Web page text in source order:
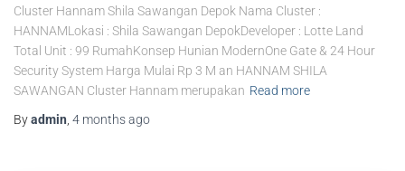
Cluster Hannam Shila Sawangan Depok Nama Cluster :
HANNAMLokasi : Shila Sawangan DepokDeveloper : Lotte Land
Total Unit : 99 RumahKonsep Hunian ModernOne Gate & 24 Hour
Security System Harga Mulai Rp 3 M an HANNAM SHILA
SAWANGAN Cluster Hannam merupakan Read more
Byadmin, 4 monthsago